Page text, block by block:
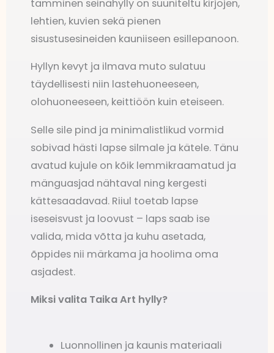
tamminen seinähylly on suuniteltu kirjojen,
lehtien, kuvien sekä pienen
sisustusesineiden kauniiseen esillepanoon.
Hyllyn kevyt ja ilmava muto sulatuu
täydellisesti niin lastehuoneeseen,
olohuoneeseen, keittiöön kuin eteiseen.
Selle sile pind ja minimalistlikud vormid
sobivad hästi lapse silmale ja kätele. Tänu
avatud kujule on kõik lemmikraamatud ja
mänguasjad nähtaval ning kergesti
kättesaadavad. Riiul toetab lapse
iseseisvust ja loovust – laps saab ise
valida, mida võtta ja kuhu asetada,
õppides nii märkama ja hoolima oma
asjadest.
Miksi valita Taika Art hylly?
Luonnollinen ja kaunis materiaali